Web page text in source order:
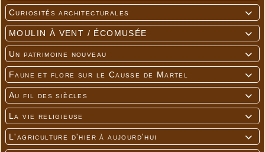

Curiosités architecturales

MOULIN À VENT / ÉCOMUSÉE

Un patrimoine nouveau

Faune et flore sur le Causse de Martel

Au fil des siècles

La vie religieuse

L'agriculture d'hier à aujourd'hui